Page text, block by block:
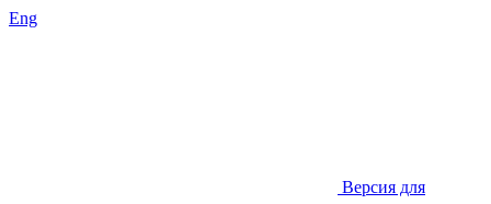
Eng
Версия для